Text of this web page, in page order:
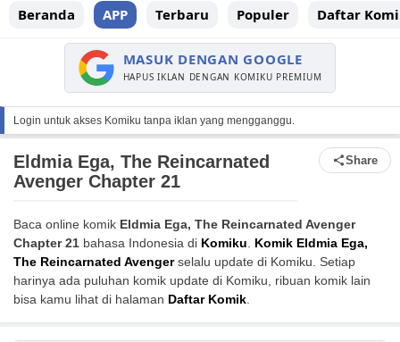
Beranda APP Terbaru Populer Daftar
MASUK DENGAN GOOGLE
HAPUS IKLAN DENGAN KOMIKU PREMIUM
Login untuk akses Komiku tanpa iklan yang mengganggu.
Eldmia Ega, The Reincarnated
Avenger Chapter 21
Share
Baca online komik Eldmia Ega, The Reincarnated Avenger
Chapter 21 bahasa Indonesia di Komiku. Komik Eldmia Ega,
The Reincarnated Avengerselalu update di Komiku. Setiap
harinya ada puluhan komik update di Komiku, ribuan komik lain
bisa kamu lihat di halaman Daftar Komik.